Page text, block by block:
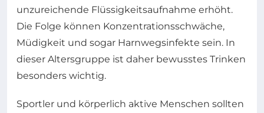
unzureichende Flüssigkeitsaufnahme erhöht.
Die Folge können Konzentrationsschwäche,
Müdigkeit und sogar Harnwegsinfekte sein. In
dieser Altersgruppe ist daher bewusstes Trinken
besonders wichtig.
Sportler und körperlich aktive Menschen sollten